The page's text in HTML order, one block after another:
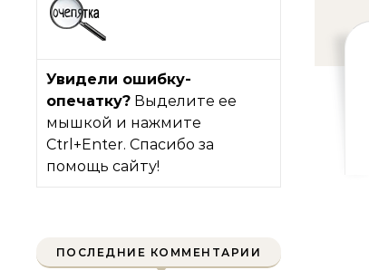
Увидели ошибку-
опечатку? Выделите ее
мышкой и нажмите
Ctrl+Enter. Спасибо за
помощь сайту!
ПОСЛЕДНИЕ КОММЕНТАРИИ